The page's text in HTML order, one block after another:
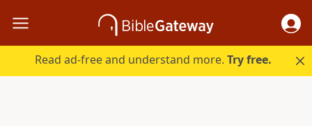
Read ad-free and understand more.Try free.